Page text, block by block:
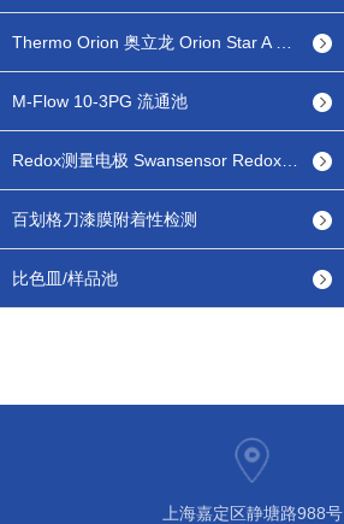
M-Flow 10-3PG 流通池
百划格刀漆膜附着性检测
比色皿/样品池
上海嘉定区静塘路988号